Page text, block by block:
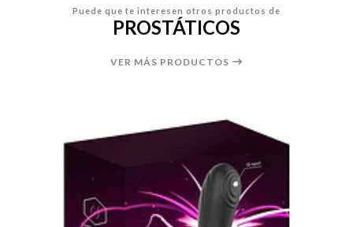
Puede que te interesen otros productos de
PROSTÁTICOS
VER MÁS PRODUCTOS